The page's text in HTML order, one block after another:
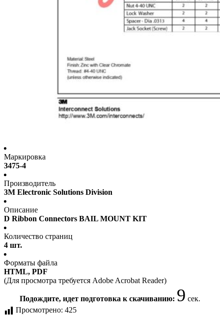
Маркировка
3475-4
Производитель
3M Electronic Solutions Division
Описание
D Ribbon Connectors BAIL MOUNT KIT
Количество страниц
4 шт.
Форматы файла
HTML, PDF
(Для просмотра требуется Adobe Acrobat Reader)
Подождите, идет подготовка к скачиванию: 9 сек.
Просмотрено: 425